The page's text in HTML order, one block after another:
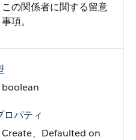
この関係者に関する留意
事項。
boolean
ロパティ
Create、Defaulted on